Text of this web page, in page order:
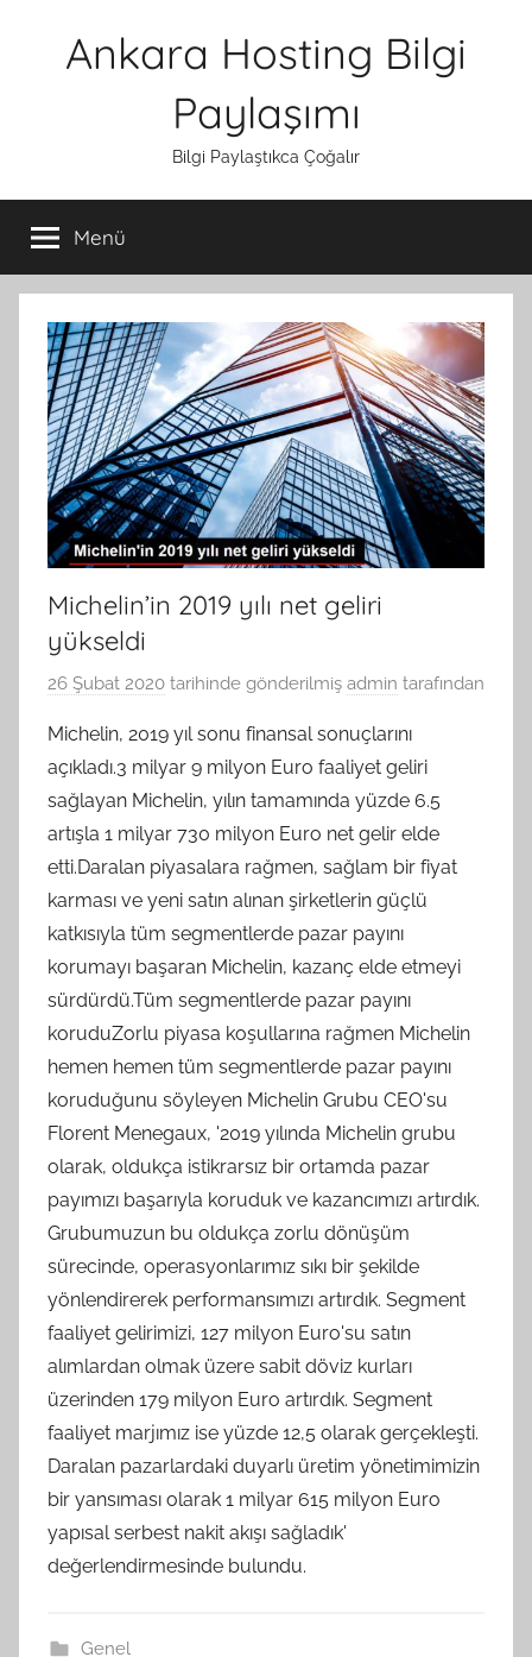
Ankara Hosting Bilgi
Paylaşımı
Bilgi Paylaştıkca Çoğalır
Menü
Michelin’in 2019 yılı net geliri
yükseldi
26 Şubat 2020 tarihinde gönderilmiş admin tarafından
Michelin, 2019 yıl sonu finansal sonuçlarını
açıkladı.3 milyar 9 milyon Euro faaliyet geliri
sağlayan Michelin, yılın tamamında yüzde 6.5
artışla 1 milyar 730 milyon Euro net gelir elde
etti.Daralan piyasalara rağmen, sağlam bir fiyat
karması ve yeni satın alınan şirketlerin güçlü
katkısıyla tüm segmentlerde pazar payını
korumayı başaran Michelin, kazanç elde etmeyi
sürdürdü.Tüm segmentlerde pazar payını
koruduZorlu piyasa koşullarına rağmen Michelin
hemen hemen tüm segmentlerde pazar payını
koruduğunu söyleyen Michelin Grubu CEO'su
Florent Menegaux, '2019 yılında Michelin grubu
olarak, oldukça istikrarsız bir ortamda pazar
payımızı başarıyla koruduk ve kazancımızı artırdık.
Grubumuzun bu oldukça zorlu dönüşüm
sürecinde, operasyonlarımız sıkı bir şekilde
yönlendirerek performansımızı artırdık. Segment
faaliyet gelirimizi, 127 milyon Euro'su satın
alımlardan olmak üzere sabit döviz kurları
üzerinden 179 milyon Euro artırdık. Segment
faaliyet marjımız ise yüzde 12,5 olarak gerçekleşti.
Daralan pazarlardaki duyarlı üretim yönetimimizin
bir yansıması olarak 1 milyar 615 milyon Euro
yapısal serbest nakit akışı sağladık'
değerlendirmesinde bulundu.
Genel